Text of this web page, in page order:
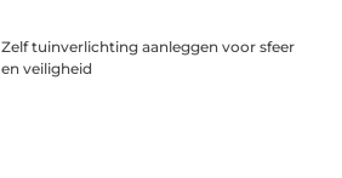
Zelf tuinverlichting aanleggen voor sfeer
en veiligheid